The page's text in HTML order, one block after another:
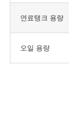
연료탱크 용량
오일 용량